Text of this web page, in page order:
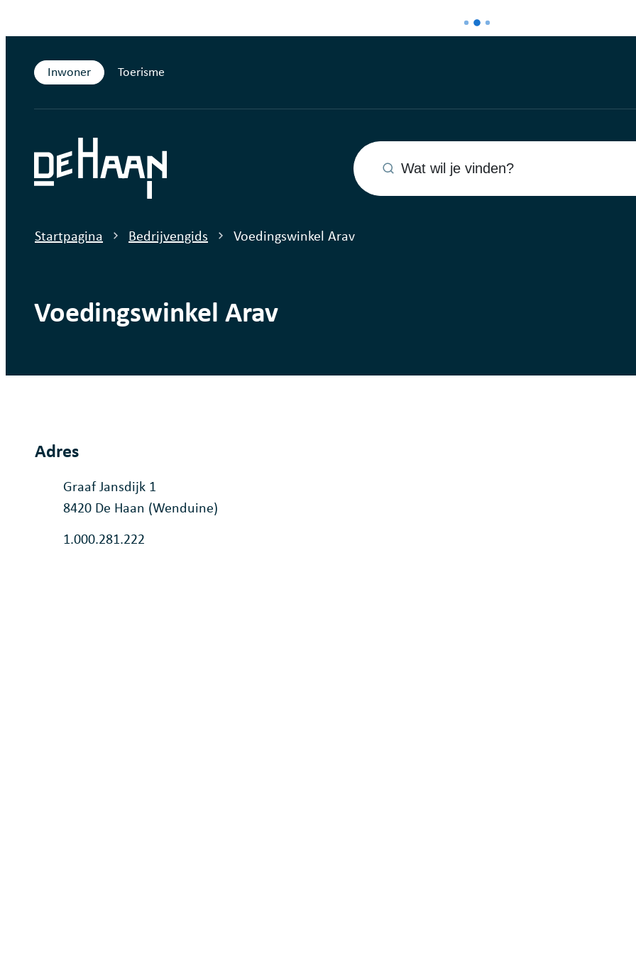
Inwoner Toerisme
De Haan Wat wil je vinden?
Startpagina Bedrijvengids Voedingswinkel Arav
Voedingswinkel Arav
Adres
AdresGraaf Jansdijk 1
,8420 De Haan (Wenduine)
Ondernemingsnummer
1.000.281.222